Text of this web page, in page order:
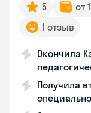
5 от
1 отзыв
Окончила
Получила